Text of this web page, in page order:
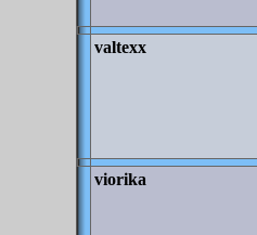
valtexx
viorika